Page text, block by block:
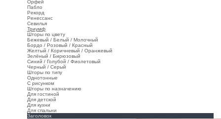
Орфей
Пабло
Рекорд
Ренессанс
Севилья
Триумф
Шторы по цвету
Бежевый / Белый / Молочный
Бордо / Розовый / Красный
Желтый / Коричневый / Оранжевый
Зелёный / Бирюзовый
Синий / Голубой / Фиолетовый
Черный / Серый
Шторы по типу
Однотонные
С рисунком
Шторы по назначению
Для гостиной
Для детской
Для кухни
Для спальни
Заголовок